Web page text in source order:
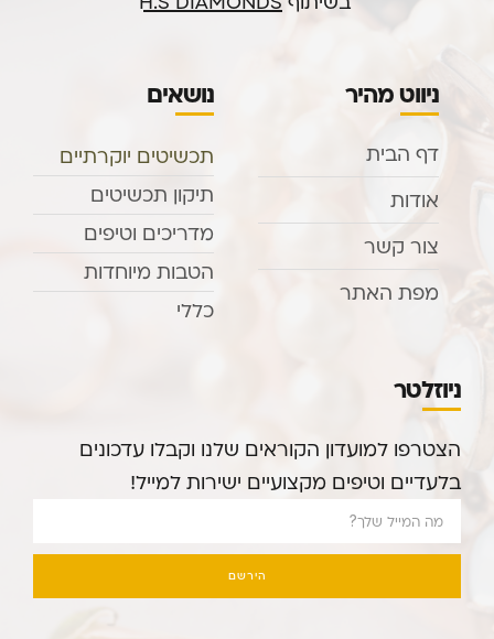
ניווט מהיר
דף הבית
אודות
צור קשר
מפת האתר
נושאים
תכשיטים יוקרתיים
תיקון תכשיטים
מדריכים וטיפים
הטבות מיוחדות
כללי
ניוזלטר
הצטרפו למועדון הקוראים שלנו וקבלו עדכונים
בלעדיים וטיפים מקצועיים ישירות למייל!
הירשם